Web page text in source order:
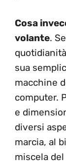
Cosa
volante.
sua
macchine
computer.
e
diversi
marcia, al
miscela